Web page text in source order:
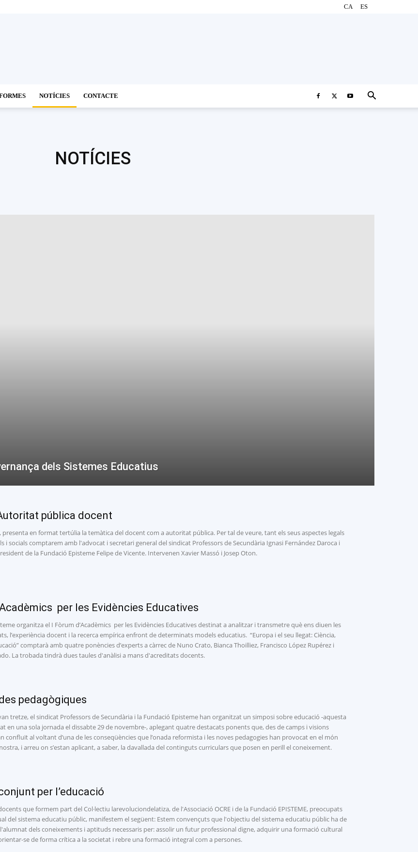
CA ES
NOTÍCIES CONTACTE
NOTÍCIES
dels Sistemes Educatius
pública docent
presenta en format tertúlia la temàtica del docent com a autoritat pública. Per tal de veure, tant els seus aspectes legals
i socials comptarem amb l'advocat i secretari general del sindicat Professors de Secundària Ignasi Fernández Daroca i
de la Fundació Episteme Felipe de Vicente. Intervenen Xavier Massó i Josep Oton.
per les Evidències Educatives
organitza el I Fòrum d’Acadèmics per les Evidències Educatives destinat a analitzar i transmetre què ens diuen les
l’experiència docent i la recerca empírica enfront de determinats models educatius. “Europa i el seu llegat: Ciència,
comptarà amb quatre ponències d’experts a càrrec de Nuno Crato, Bianca Thoilliez, Francisco López Rupérez i
La trobada tindrà dues taules d'anàlisi a mans d'acreditats docents.
pedagògiques
tretze, el sindicat Professors de Secundària i la Fundació Episteme han organitzat un simposi sobre educació -aquesta
en una sola jornada el dissabte 29 de novembre-, aplegant quatre destacats ponents que, des de camps i visions
confluït al voltant d’una de les conseqüències que l’onada reformista i les noves pedagogies han provocat en el món
i arreu on s’estan aplicant, a saber, la davallada del continguts curriculars que posen en perill el coneixement.
per l’educació
que formem part del Col·lectiu larevoluciondelatiza, de l'Associació OCRE i de la Fundació EPISTEME, preocupats
del sistema educatiu públic, manifestem el següent: Estem convençuts que l'objectiu del sistema educatiu públic ha de
dels coneixements i aptituds necessaris per: assolir un futur professional digne, adquirir una formació cultural
se de forma crítica a la societat i rebre una formació integral com a persones.